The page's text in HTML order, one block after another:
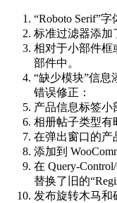
“Roboto Serif”
标准过滤器添加
相对于小部件框
部件中。
“缺少模块”信息
错误修正：
产品信息标签小
相册帖子类型有
在弹出窗口的产
添加到
在 Query-
替换了旧的
发布旋转木马和